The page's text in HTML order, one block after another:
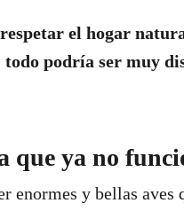
el hogar
todo podría ser muy
que ya no
enormes y bellas aves